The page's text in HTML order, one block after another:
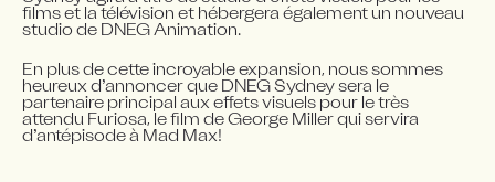
films et la télévision et hébergera également un nouveau
studio de DNEG Animation.
En plus de cette incroyable expansion, nous sommes
heureux d’annoncer que DNEG Sydney sera le
partenaire principal aux effets visuels pour le très
attendu Furiosa, le film de George Miller qui servira
d’antépisode à Mad Max!